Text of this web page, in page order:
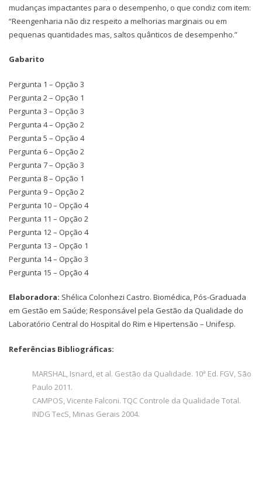
mudanças impactantes para o desempenho, o que condiz com item:
“Reengenharia não diz respeito a melhorias marginais ou em
pequenas quantidades mas, saltos quânticos de desempenho.”
Gabarito
Pergunta 1 – Opção 3
Pergunta 2 – Opção 1
Pergunta 3 – Opção 3
Pergunta 4 – Opção 2
Pergunta 5 – Opção 4
Pergunta 6 – Opção 2
Pergunta 7 – Opção 3
Pergunta 8 – Opção 1
Pergunta 9 – Opção 2
Pergunta 10 – Opção 4
Pergunta 11 – Opção 2
Pergunta 12 – Opção 4
Pergunta 13 – Opção 1
Pergunta 14 – Opção 3
Pergunta 15 – Opção 4
Elaboradora: Shélica Colonhezi Castro. Biomédica, Pós-Graduada
em Gestão em Saúde; Responsável pela Gestão da Qualidade do
Laboratório Central do Hospital do Rim e Hipertensão – Unifesp.
Referências Bibliográficas:
MARSHAL, Isnard, et al. Gestão da Qualidade. 10ª Ed. FGV, São
Paulo 2011.
CAMPOS, Vicente Falconi. TQC Controle da Qualidade Total.
INDG TecS, Minas Gerais 2004.